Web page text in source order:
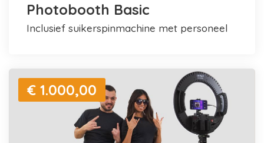
Photobooth Basic
inclusief suikerspinmachine met personeel
€ 1.000,00